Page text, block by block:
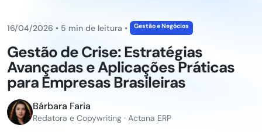
16/04/2026 • 5 min de leitura • Gestão e Negócios
Gestão de Crise: Estratégias
Avançadas e Aplicações Práticas
para Empresas Brasileiras
Bárbara Faria
Redatora e Copywriting · Actana ERP